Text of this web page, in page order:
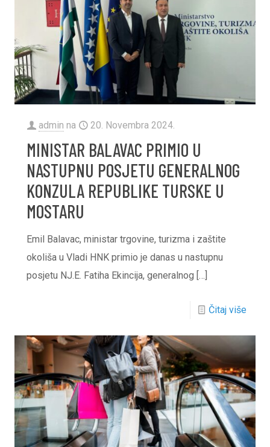
admin na 20. Novembra 2024.
MINISTAR BALAVAC PRIMIO U
NASTUPNU POSJETU GENERALNOG
KONZULA REPUBLIKE TURSKE U
MOSTARU
Emil Balavac, ministar trgovine, turizma i zaštite
okoliša u Vladi HNK primio je danas u nastupnu
posjetu NJ.E. Fatiha Ekincija, generalnog […]
Čitaj više